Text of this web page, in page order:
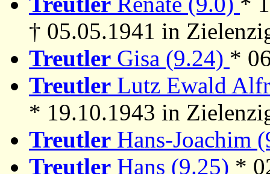
† 05.05.1941 in
Treutler Gisa (9.24) *
Treutler Lutz Ewald
* 19.10.1943 in
Treutler Hans-Joachim
Treutler Hans (9.25) *